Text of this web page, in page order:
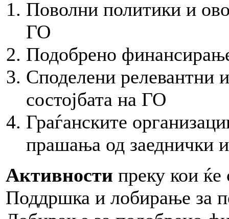
Поволни политики и
ГО
Подобрено
Споделени релевантни
состојбата на ГО
Граѓанските
прашања од заеднички
Активности преку кои ќе
Поддршка и лобирање за